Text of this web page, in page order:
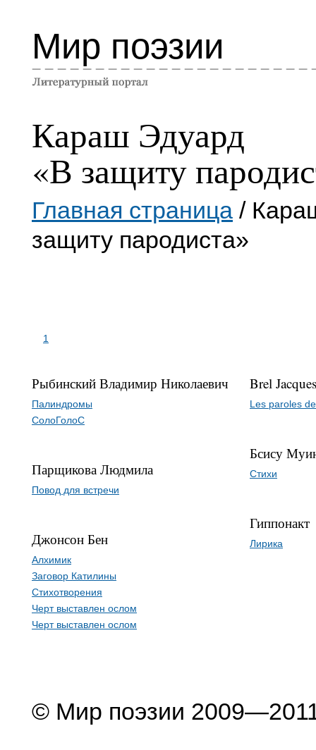
Мир поэзии
Караш Эдуард
«В защиту
Главная страница /
защиту пародиста»
1
Рыбинский Владимир Николаевич
Палиндромы
СолоГолоС
Парщикова Людмила
Повод для встречи
Джонсон Бен
Алхимик
Заговор Катилины
Стихотворения
Черт выставлен ослом
Черт выставлен ослом
Brel Jacques
Les paroles
Бсису
Стихи
Гиппонакт
Лирика
© Мир поэзии